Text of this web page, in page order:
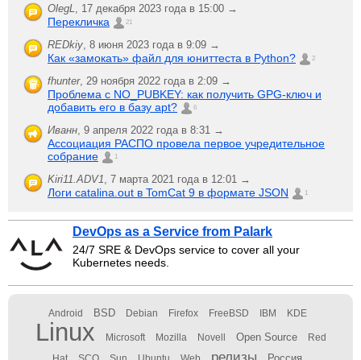
OlegL, 17 декабря 2023 года в 15:00 →
Перекличка 21
REDkiy, 8 июня 2023 года в 9:09 →
Как «замокать» файл для юниттеста в Python? 2
fhunter, 29 ноября 2022 года в 2:09 →
Проблема с NO_PUBKEY: как получить GPG-ключ и
добавить его в базу apt?
6
Иванн, 9 апреля 2022 года в 8:31 →
Ассоциация РАСПО провела первое учредительное
собрание
1
Kiri11.ADV1, 7 марта 2021 года в 12:01 →
Логи catalina.out в TomCat 9 в формате JSON 1
DevOps as a Service from Palark
24/7 SRE & DevOps service to cover all your
Kubernetes needs.
Android BSD Debian Firefox FreeBSD IBM KDE
Linux Microsoft Mozilla Novell Open Source Red
релизы